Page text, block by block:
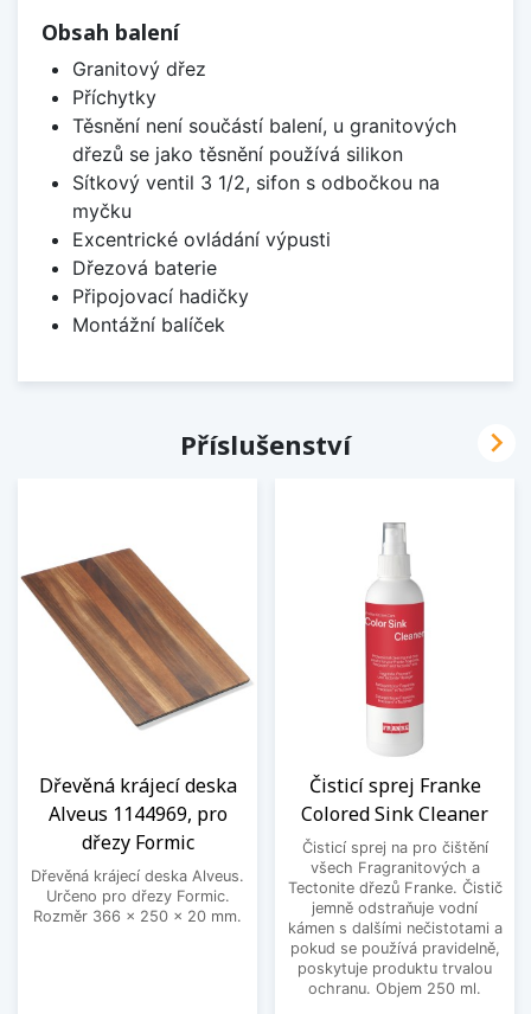
Obsah balení
Granitový dřez
Příchytky
Těsnění není součástí balení, u granitových
dřezů se jako těsnění používá silikon
Sítkový ventil 3 1/2, sifon s odbočkou na
myčku
Excentrické ovládání výpusti
Dřezová baterie
Připojovací hadičky
Montážní balíček
Příslušenství
Dřevěná krájecí deska
Alveus 1144969, pro
dřezy Formic
Dřevěná krájecí deska Alveus.
Určeno pro dřezy Formic.
Rozměr 366 x 250 x 20 mm.
Čisticí sprej Franke
Colored Sink Cleaner
Čisticí sprej na pro čištění
všech Fragranitových a
Tectonite dřezů Franke. Čistič
jemně odstraňuje vodní
kámen s dalšími nečistotami a
pokud se používá pravidelně,
poskytuje produktu trvalou
ochranu. Objem 250 ml.
